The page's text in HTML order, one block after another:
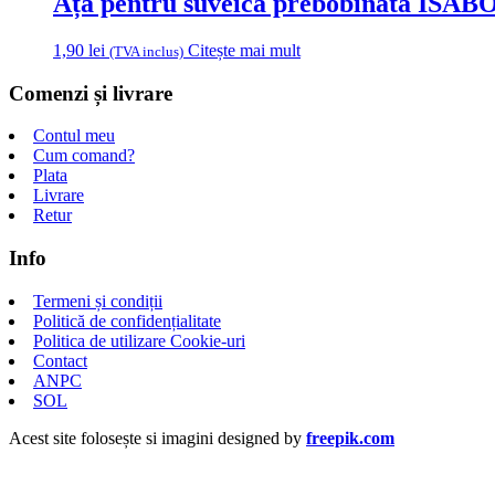
1,90 lei (TVA inclus) Citește mai mult
Comenzi și livrare
Contul meu
Cum comand?
Plata
Livrare
Retur
Info
Termeni și condiții
Politică de confidențialitate
Politica de utilizare Cookie-uri
Contact
ANPC
SOL
Acest site folosește si imagini designed by freepik.com